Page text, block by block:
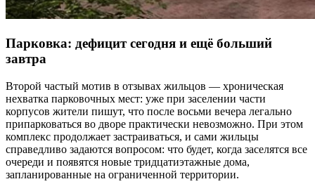
Парковка: дефицит сегодня и ещё больший
завтра
Второй частый мотив в отзывах жильцов — хроническая
нехватка парковочных мест: уже при заселении части
корпусов жители пишут, что после восьми вечера легально
припарковаться во дворе практически невозможно. При этом
комплекс продолжает застраиваться, и сами жильцы
справедливо задаются вопросом: что будет, когда заселятся все
очереди и появятся новые тридцатиэтажные дома,
запланированные на ограниченной территории.